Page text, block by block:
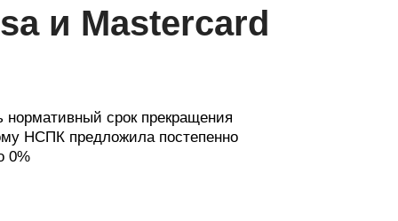
и Mastercard
нормативный срок прекращения
НСПК предложила постепенно
0%